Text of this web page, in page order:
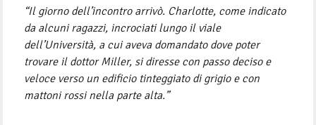
“Il giorno dell’incontro arrivò. Charlotte, come indicato
da alcuni ragazzi, incrociati lungo il viale
dell’Università, a cui aveva domandato dove poter
trovare il dottor Miller, si diresse con passo deciso e
veloce verso un edificio tinteggiato di grigio e con
mattoni rossi nella parte alta.”